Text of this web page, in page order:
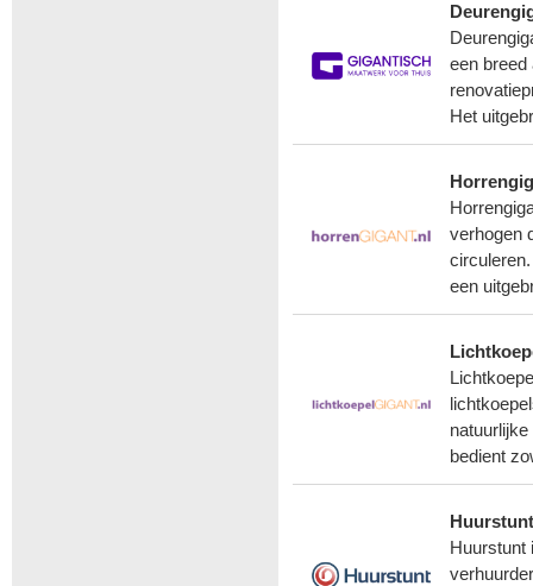
een breed
Het
verhogen
een
bedient
Huurstunt
Huurstunt